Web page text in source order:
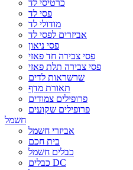
כרטיסי לד
פסי לד
מודולי לד
אביזרים לפסי לד
פסי ניאון
פסי צבירה חד פאזי
פסי צבירה תלת פאזי
שרשראות לדים
תאורת מדף
פרופילים צמודים
פרופילים שקועים
חשמל
אביזרי חשמל
בית חכם
כבלים חשמל
כבלים DC